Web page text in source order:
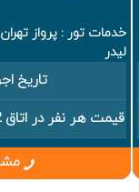
خدمات تور : پرواز
لیدر
تاریخ
قیمت هر نفر در اتاق 2 تخته :